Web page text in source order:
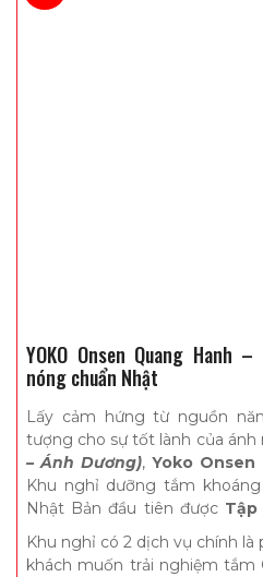
YOKO Onsen Quang Hanh
nóng chuẩn Nhật
Lấy cảm hứng từ nguồn
tượng cho sự tốt lành của ánh
– Ánh Dương), Yoko Onsen
Khu nghỉ dưỡng tắm
Nhật Bản đầu tiên được Tập
phát triển tại thành phố Cẩm
Khu nghỉ có 2 dịch vụ chính
khách muốn trải nghiệm tắm